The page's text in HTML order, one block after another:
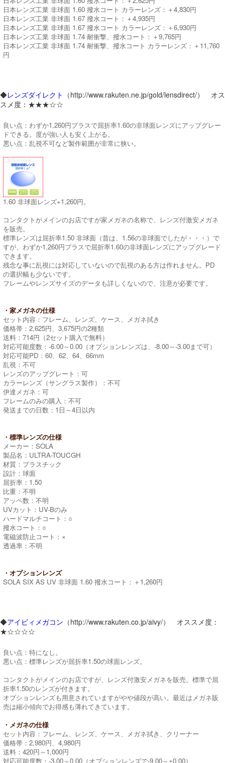
日本レンズ工業 非球面 1.60 撥水コート カラーレンズ：＋4,830円
日本レンズ工業 非球面 1.67 撥水コート：＋4,935円
日本レンズ工業 非球面 1.67 撥水コート カラーレンズ：＋6,930円
日本レンズ工業 非球面 1.74 耐衝撃、撥水コート：＋9,765円
日本レンズ工業 非球面 1.74 耐衝撃、撥水コート カラーレンズ：＋11,760
円
◆レンズダイレクト （http://www.rakuten.ne.jp/gold/lensdirect/） オス
スメ度：★★★☆☆
良い点：わずか1,260円プラスで屈折率1.60の非球面レンズにアップグレー
ドできる。度が強い人も安く上がる。
悪い点：乱視不可など製作範囲が非常に狭い。
1.60 非球面レンズ+1,260円。
コンタクトがメインのお店ですが家メガネの名称で、レンズ付激安メガネ
を販売。
標準レンズは屈折率1.50 非球面（昔は、1.56の非球面でしたが・・・）で
すが、わずか1,260円プラスで屈折率1.60の非球面レンズにアップグレード
できます。
残念な事に乱視には対応していないので乱視のある方は作れません。PD
の選択幅も少ないです。
フレームやレンズサイズのデータも詳しくないので、注意が必要です。
・家メガネの仕様
セット内容：フレーム、レンズ、ケース、メガネ拭き
価格帯：2,625円、3,675円の2種類
送料：714円（2セット購入で無料）
対応可能度数：-6.00～0.00（オプションレンズは、-8.00～-3.00まで可）
対応可能PD：60、62、64、66mm
乱視：不可
レンズのアップグレート：可
カラーレンズ（サングラス製作）：不可
伊達メガネ：可
フレームのみの購入：不可
発送までの日数：1日～4日以内
・標準レンズの仕様
メーカー：SOLA
製品名：ULTRA-TOUCGH
材質：プラスチック
設計：球面
屈折率：1.50
比重：不明
アッペ数：不明
UVカット：UV-Bのみ
ハードマルチコート：○
撥水コート：○
電磁波防止コート：×
透過率：不明
・オプションレンズ
SOLA SIX AS UV 非球面 1.60 撥水コート：＋1,260円
◆アイビィメガコン （http://www.rakuten.co.jp/aivy/） オススメ度：
★☆☆☆☆
良い点：特になし。
悪い点：標準レンズが屈折率1.50の球面レンズ。
コンタクトがメインのお店ですが、レンズ付激安メガネを販売。標準で屈
折率1.50のレンズが付きます。
オプションレンズも用意されていますがやや値段が高い。最近はメガネ販
売は縮小傾向でお得感も薄れてきています。
・メガネの仕様
セット内容：フレーム、レンズ、ケース、メガネ拭き、クリーナー
価格帯：2,980円、4,980円
送料：420円～1,000円
対応可能度数：-3.00～0.00（オプションレンズで-9.00～±0.00）